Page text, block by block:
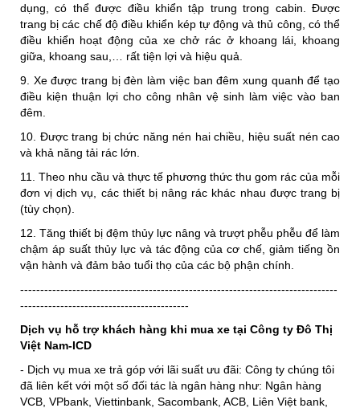
dụng, có thể được điều khiển tập trung trong cabin. Được
trang bị các chế độ điều khiển kép tự động và thủ công, có thể
điều khiển hoạt động của xe chở rác ở khoang lái, khoang
giữa, khoang sau,… rất tiện lợi và hiệu quả.
9. Xe được trang bị đèn làm việc ban đêm xung quanh để tạo
điều kiện thuận lợi cho công nhân vệ sinh làm việc vào ban
đêm.
10. Được trang bị chức năng nén hai chiều, hiệu suất nén cao
và khả năng tải rác lớn.
11. Theo nhu cầu và thực tế phương thức thu gom rác của mỗi
đơn vị dịch vụ, các thiết bị nâng rác khác nhau được trang bị
(tùy chọn).
12. Tăng thiết bị đệm thủy lực nâng và trượt phễu phễu để làm
chậm áp suất thủy lực và tác động của cơ chế, giảm tiếng ồn
vận hành và đảm bảo tuổi thọ của các bộ phận chính.
-------------------------------------------------------------------------------
------------------------------------------
Dịch vụ hỗ trợ khách hàng khi mua xe tại Công ty Đô Thị
Việt Nam-ICD
- Dịch vụ mua xe trả góp với lãi suất ưu đãi: Công ty chúng tôi
đã liên kết với một số đối tác là ngân hàng như: Ngân hàng
VCB, VPbank, Viettinbank, Sacombank, ACB, Liên Việt bank,